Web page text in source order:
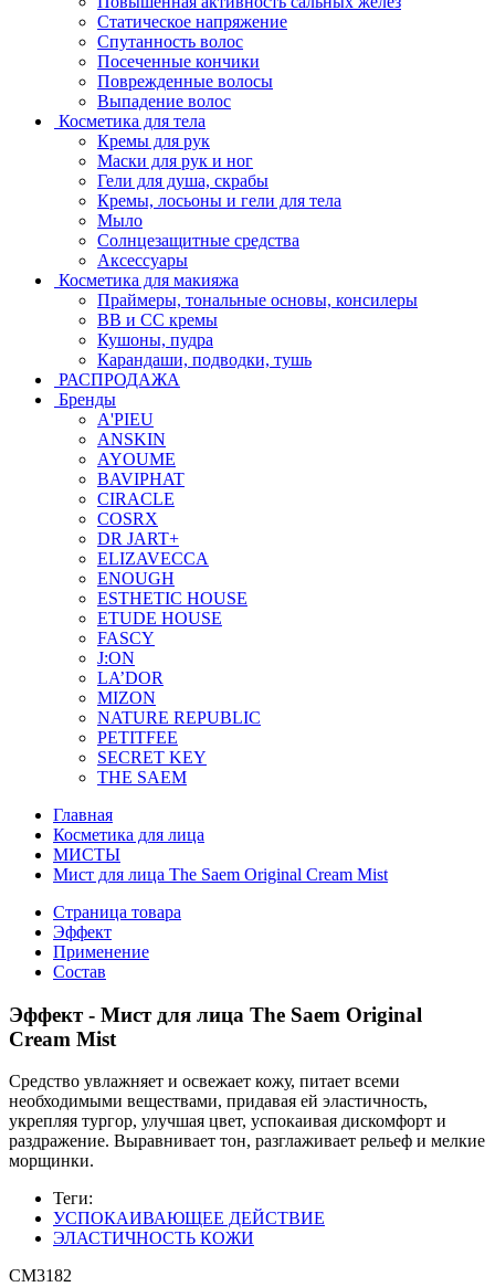
Статическое напряжение
Спутанность волос
Посеченные кончики
Поврежденные волосы
Выпадение волос
Косметика для тела
Кремы для рук
Маски для рук и ног
Гели для душа, скрабы
Кремы, лосьоны и гели для тела
Мыло
Солнцезащитные средства
Аксессуары
Косметика для макияжа
Праймеры, тональные основы, консилеры
BB и CC кремы
Кушоны, пудра
Карандаши, подводки, тушь
РАСПРОДАЖА
Бренды
A'PIEU
ANSKIN
AYOUME
BAVIPHAT
CIRACLE
COSRX
DR JART+
ELIZAVECCA
ENOUGH
ESTHETIC HOUSE
ETUDE HOUSE
FASCY
J:ON
LA’DOR
MIZON
NATURE REPUBLIC
PETITFEE
SEСRET KEY
THE SAEM
Главная
Косметика для лица
МИСТЫ
Мист для лица Тhe Saem Original Cream Mist
Страница товара
Эффект
Применение
Состав
Эффект - Мист для лица Тhe Saem Original
Cream Mist
Средство увлажняет и освежает кожу, питает всеми
необходимыми веществами, придавая ей эластичность,
укрепляя тургор, улучшая цвет, успокаивая дискомфорт и
раздражение. Выравнивает тон, разглаживает рельеф и мелкие
морщинки.
Теги:
УСПОКАИВАЮЩЕЕ ДЕЙСТВИЕ
ЭЛАСТИЧНОСТЬ КОЖИ
СМ3182